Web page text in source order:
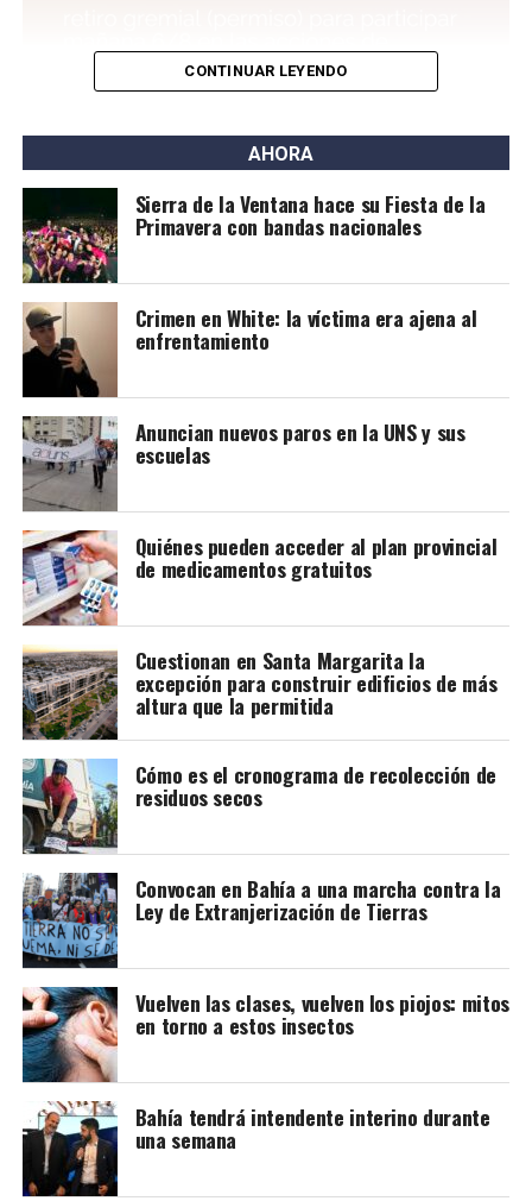
Joaquín Larraburu
CONTINUAR LEYENDO
AHORA
Sierra de la Ventana hace su Fiesta de la
Primavera con bandas nacionales
Crimen en White: la víctima era ajena al
enfrentamiento
Anuncian nuevos paros en la UNS y sus
escuelas
Quiénes pueden acceder al plan provincial
de medicamentos gratuitos
Cuestionan en Santa Margarita la
excepción para construir edificios de más
altura que la permitida
Cómo es el cronograma de recolección de
residuos secos
Convocan en Bahía a una marcha contra la
Ley de Extranjerización de Tierras
Vuelven las clases, vuelven los piojos: mitos
en torno a estos insectos
Bahía tendrá intendente interino durante
una semana